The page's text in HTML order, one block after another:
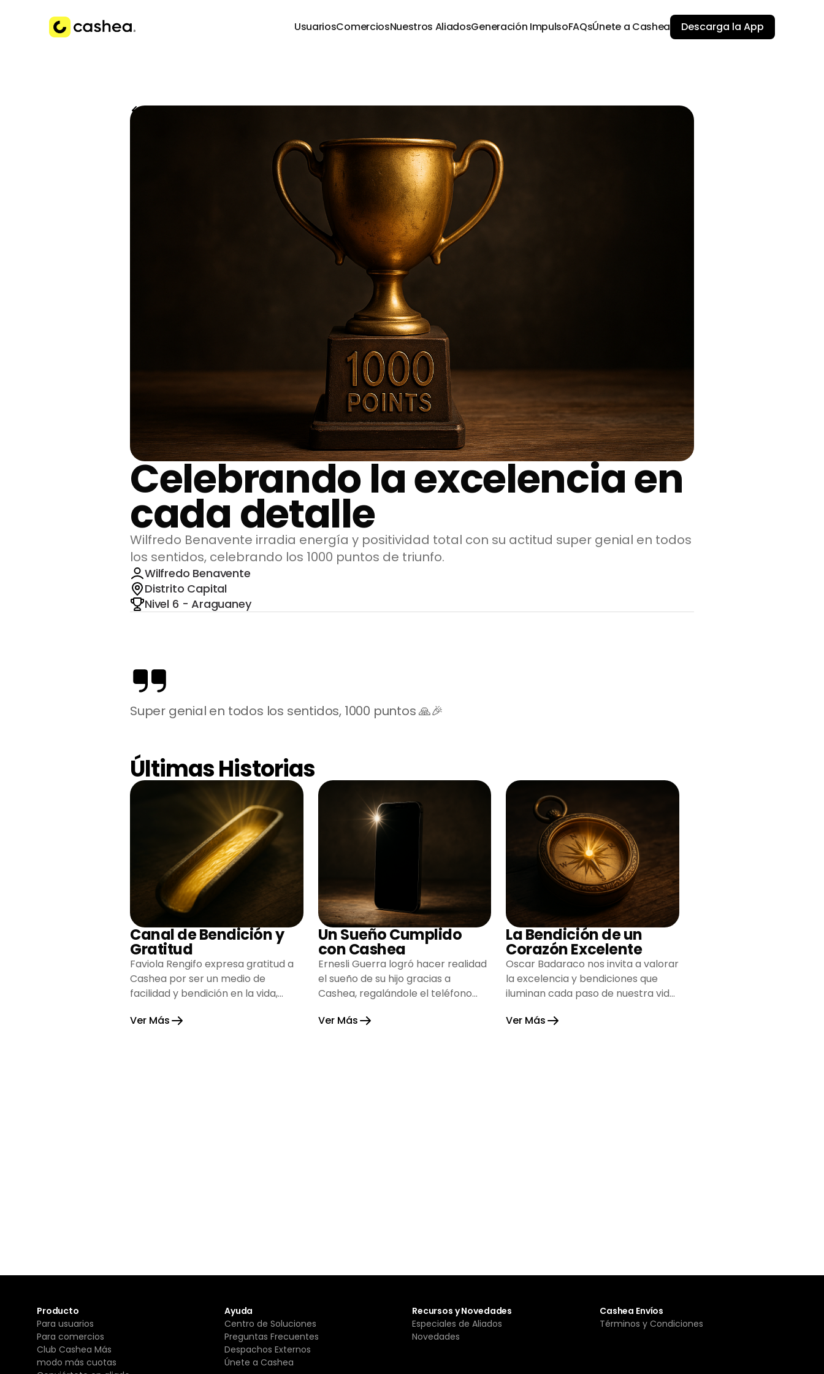
UsuariosComerciosNuestros AliadosGeneración ImpulsoFAQsÚnete a Cashea Descarga la App
Volver a Historias
Celebrando la excelencia en
cada detalle
Wilfredo Benavente irradia energía y positividad total con su actitud super genial en todos
los sentidos, celebrando los 1000 puntos de triunfo.
Wilfredo Benavente
Distrito Capital
Nivel 6 - Araguaney
Super genial en todos los sentidos, 1000 puntos 🙏🎉
Últimas Historias
Canal de Bendición y
Gratitud
Faviola Rengifo expresa gratitud a
Cashea por ser un medio de
facilidad y bendición en la vida,
esperanza.
Ver Más
Un Sueño Cumplido
con Cashea
Ernesli Guerra logró hacer realidad
el sueño de su hijo gracias a
Cashea, regalándole el teléfono
alegría su hogar.
Ver Más
La Bendición de un
Corazón Excelente
Oscar Badaraco nos invita a valorar
la excelencia y bendiciones que
iluminan cada paso de nuestra vida,
gratitud y fortaleza.
Ver Más
Producto
Para usuarios
Para comercios
Club Cashea Más
modo más cuotas
Ayuda
Centro de Soluciones
Preguntas Frecuentes
Despachos Externos
Únete a Cashea
Recursos y Novedades
Especiales de Aliados
Novedades
Cashea Envíos
Términos y Condiciones